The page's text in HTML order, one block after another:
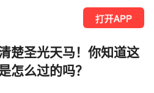
打开APP
楚圣光天马！你知道这
怎么过的吗？